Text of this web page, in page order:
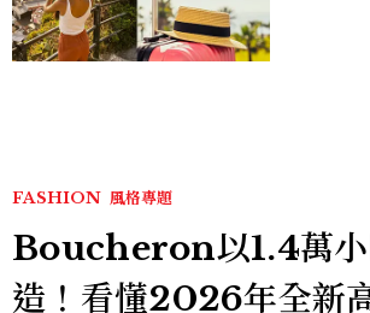
FASHION 風格專題
Boucheron以1.4萬小
造！看懂2026年全新